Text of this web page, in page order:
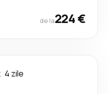
de la224 €
4 zile